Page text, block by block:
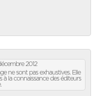
2012
ne sont pas exhaustives. Elle
la connaissance des éditeurs